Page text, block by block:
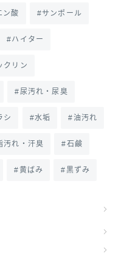
ン酸 サンポール
ハイター
クリン
尿汚れ・尿臭
シ 水垢 油汚れ
汚れ・汗臭 石鹸
黄ばみ 黒ずみ